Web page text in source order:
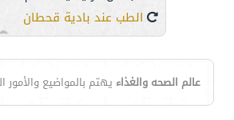
الطب عند بادية قحطان
عالم الصحه والغذاء يهتم بالمواضيع والأمور